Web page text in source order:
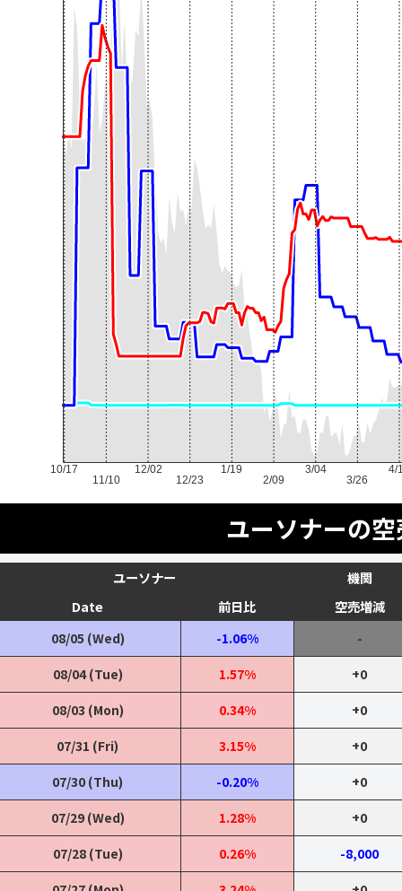
10/17
11/10
12/02
12/23
1/19
2/09
3/04
3/26
4/
ユーソナーの
ユーソナー
機関
Date
前日比 空売増減
08/05 (Wed) -1.06%
-
08/04 (Tue)
1.57%
+0
08/03 (Mon)
0.34%
+0
07/31 (Fri)
3.15%
+0
07/30 (Thu)
-0.20%
+0
07/29 (Wed)
1.28%
+0
07/28 (Tue)
0.26%
-8,000